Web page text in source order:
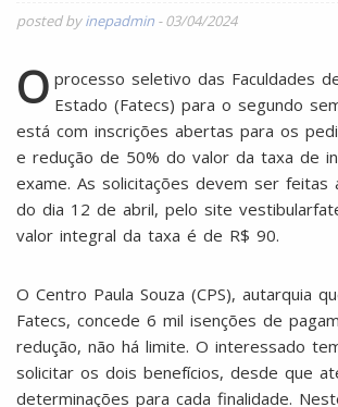
posted byinepadmin -03/04/2024
O processo seletivo das Faculdades
Estado (Fatecs) para o segundo
está com inscrições abertas para os
e redução de 50% do valor da taxa de
exame. As solicitações devem ser feitas
do dia 12 de abril, pelo site
valor integral da taxa é de R$ 90.
O Centro Paula Souza (CPS), autarquia
Fatecs, concede 6 mil isenções de
redução, não há limite. O interessado
solicitar os dois benefícios, desde que
determinações para cada finalidade.